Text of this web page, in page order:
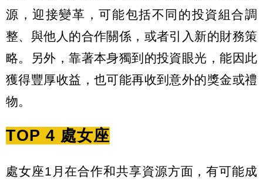
源，迎接變革，可能包括不同的投資組合調
整、與他人的合作關係，或者引入新的財務策
略。另外，靠著本身獨到的投資眼光，能因此
獲得豐厚收益，也可能再收到意外的獎金或禮
物。
TOP 4 處女座
處女座1月在合作和共享資源方面，有可能成